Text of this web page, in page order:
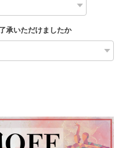
承いただけましたか